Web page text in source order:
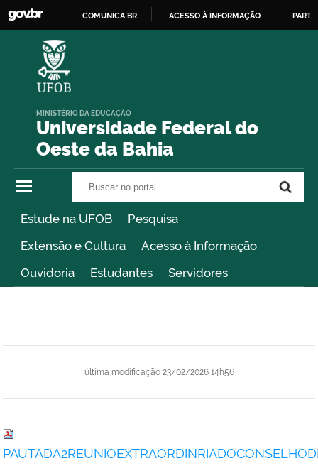
COMUNICA BR ACESSO À INFORMAÇÃO
Universidade Federal do
Oeste da Bahia
MINISTÉRIO DA EDUCAÇÃO
Estude na UFOB
Pesquisa
Extensão e Cultura
Acesso à Informação
Ouvidoria
Estudantes Servidores
última modificação23/02/2026 14h56